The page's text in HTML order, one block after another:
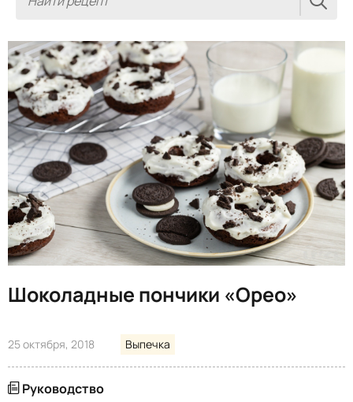
Шоколадные пончики «Орео»
25 октября, 2018 Выпечка
Руководство